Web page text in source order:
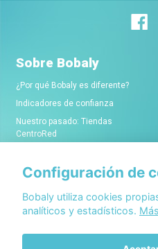
Sobre Bobaly
¿Por qué Bobaly es diferente?
Indicadores de confianza
Nuestro pasado: Tiendas
CentroRed
Comerciantes
Alta de tiendas online
Condiciones de alta
Configuración de
Bobaly utiliza cookies
analíticos y estadísticos.